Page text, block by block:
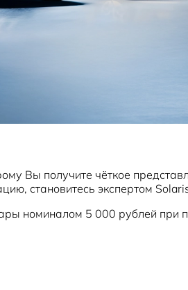
Вы получите чёткое
становитесь экспертом
номиналом 5 000 рублей при